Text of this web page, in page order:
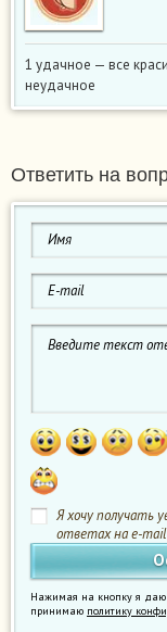
1 удачное — все
неудачное
Ответить на
Я хочу получать
ответах на e-mail
Нажимая на кнопку я даю
принимаю политику